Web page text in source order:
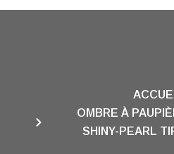
OMBRE À
SHINY-PEARL